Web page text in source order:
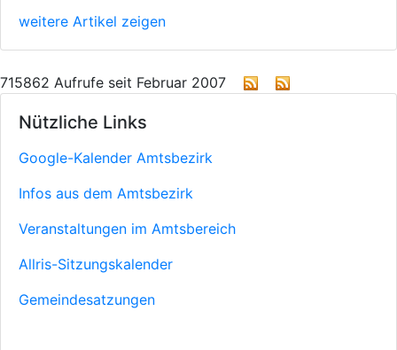
Nützliche Links
Google-Kalender Amtsbezirk
Infos aus dem Amtsbezirk
Veranstaltungen im Amtsbereich
Allris-Sitzungskalender
Gemeindesatzungen
weitere Artikel zeigen
715862 Aufrufe seit Februar 2007